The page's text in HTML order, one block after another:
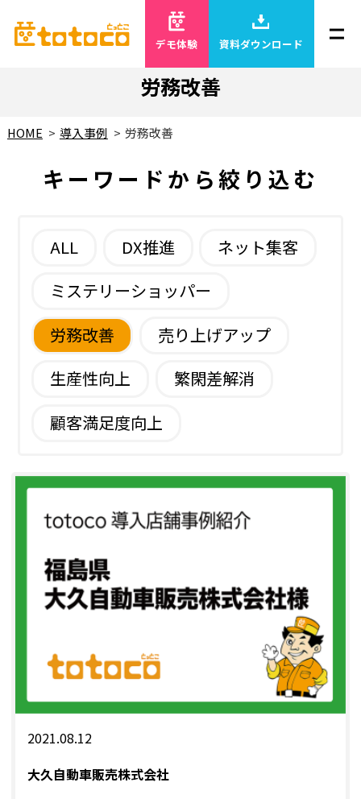
デモ体験 資料ダウンロード
労務改善
HOME 導入事例 労務改善
キーワードから絞り込む
ALL DX推進
ネット集客
ミステリーショッパー
労務改善
売り上げアップ
生産性向上
繁閑差解消
顧客満足度向上
2021.08.12
大久自動車販売株式会社